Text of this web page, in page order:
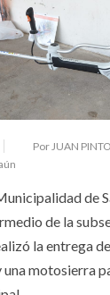
Por JUAN PINTO
de
de la
la entrega
motosierra